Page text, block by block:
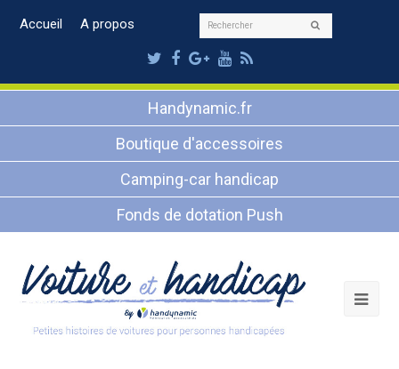
Accueil A propos Rechercher
Twitter
Facebook
Google
Plus
Youtube
RSS
Handynamic.fr
Boutique d'accessoires
Camping-car handicap
Fonds de dotation Push